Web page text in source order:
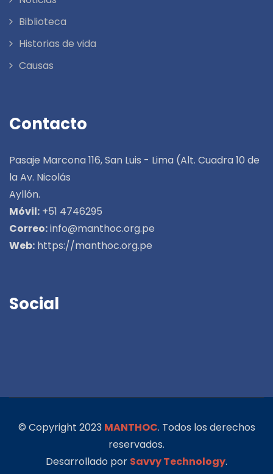
Biblioteca
Historias de vida
Causas
Contacto
Pasaje Marcona 116, San Luis - Lima (Alt. Cuadra 10 de
la Av. Nicolás
Ayllón.
Móvil: +51 4746295
Correo:info@manthoc.org.pe
Web: https://manthoc.org.pe
Social
© Copyright 2023 MANTHOC. Todos los derechos
reservados.
Desarrollado por Savvy Technology.